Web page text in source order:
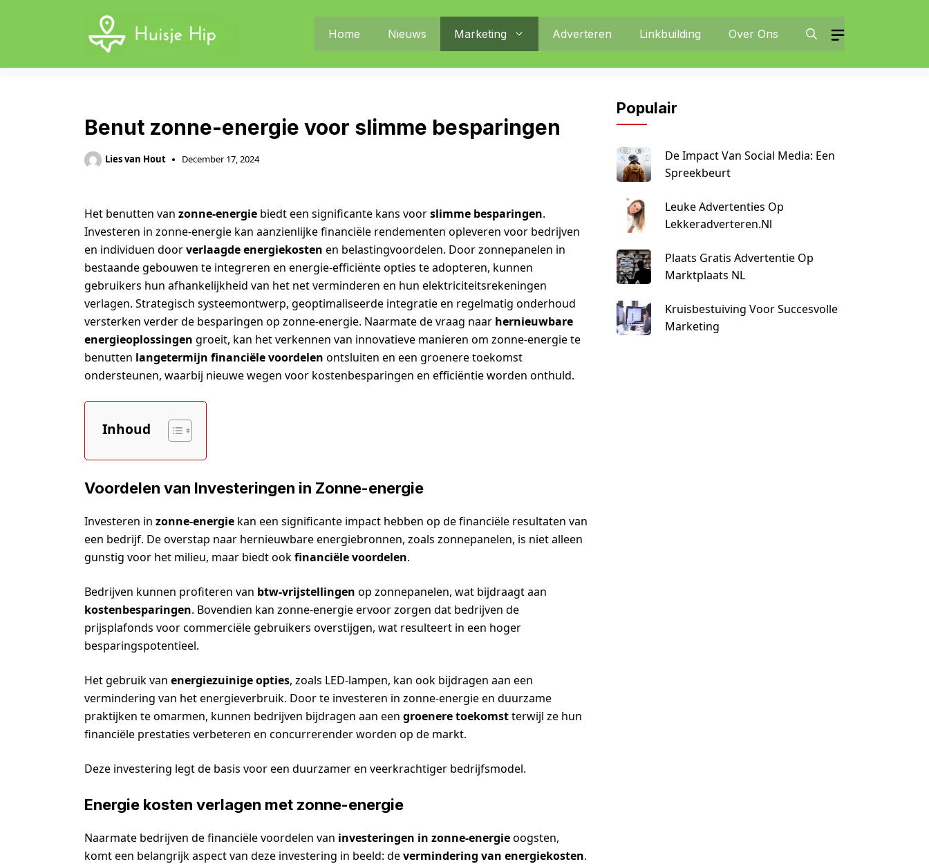
Home Nieuws Marketing Adverteren Linkbuilding Over Ons
Benut zonne-energie voor slimme besparingen
Lies van Hout December 17, 2024
Het benutten van zonne-energie biedt een significante kans voorslimme besparingen.
Investeren in zonne-energie kan aanzienlijke financiële rendementen opleveren voor bedrijven
en individuen doorverlaagde energiekosten en belastingvoordelen. Door zonnepanelen in
bestaande gebouwen te integreren en energie-efficiënte opties te adopteren, kunnen
gebruikers hun afhankelijkheid van het net verminderen en hun elektriciteitsrekeningen
verlagen. Strategisch systeemontwerp, geoptimaliseerde integratie en regelmatig onderhoud
versterken verder de besparingen op zonne-energie. Naarmate de vraag naar hernieuwbare
energieoplossingen groeit, kan het verkennen van innovatieve manieren om zonne-energie te
benutten langetermijn financiële voordelen ontsluiten en een groenere toekomst
ondersteunen, waarbij nieuwe wegen voor kostenbesparingen en efficiëntie worden onthuld.
Inhoud
Voordelen van Investeringen in Zonne-energie
Investeren in zonne-energie kan een significante impact hebben op de financiële resultaten van
een bedrijf. De overstap naar hernieuwbare energiebronnen, zoals zonnepanelen, is niet alleen
gunstig voor het milieu, maar biedt ookfinanciële voordelen.
Bedrijven kunnen profiteren van btw-vrijstellingen op zonnepanelen, wat bijdraagt aan
kostenbesparingen. Bovendien kan zonne-energie ervoor zorgen dat bedrijven de
prijsplafonds voor commerciële gebruikers overstijgen, wat resulteert in een hoger
besparingspotentieel.
Het gebruik van energiezuinige opties, zoals LED-lampen, kan ook bijdragen aan een
vermindering van het energieverbruik. Door te investeren in zonne-energie en duurzame
praktijken te omarmen, kunnen bedrijven bijdragen aan een groenere toekomstterwijl ze hun
financiële prestaties verbeteren en concurrerender worden op de markt.
Deze investering legt de basis voor een duurzamer en veerkrachtiger bedrijfsmodel.
Energie kosten verlagen met zonne-energie
Naarmate bedrijven de financiële voordelen van investeringen in zonne-energieoogsten,
komt een belangrijk aspect van deze investering in beeld: devermindering van energiekosten.
Populair
De Impact Van Social Media: Een
Spreekbeurt
Leuke Advertenties Op
Lekkeradverteren.nl
Plaats Gratis Advertentie Op
Marktplaats NL
Kruisbestuiving Voor Succesvolle
Marketing